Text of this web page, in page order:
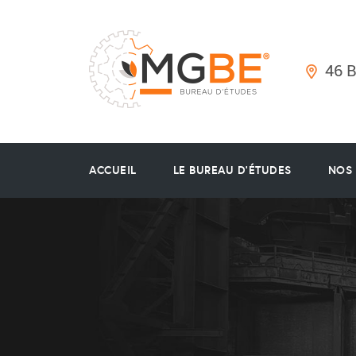
46
ACCUEIL LE BUREAU D’ÉTUDES NOS